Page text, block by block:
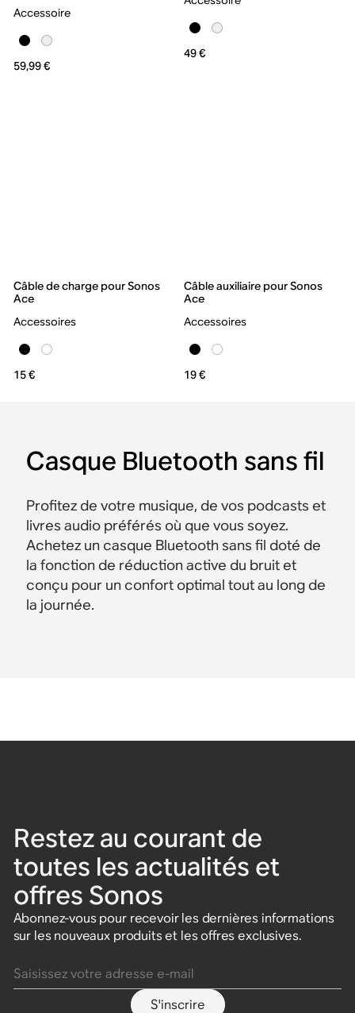
Accessoire
59,99 €
49 €
Câble de charge pour Sonos
Ace
Accessoires
15 €
Câble auxiliaire pour Sonos
Ace
Accessoires
19 €
Casque Bluetooth sans fil
Profitez de votre musique, de vos podcasts et
livres audio préférés où que vous soyez.
Achetez un casque Bluetooth sans fil doté de
la fonction de réduction active du bruit et
conçu pour un confort optimal tout au long de
la journée.
Restez au courant de
toutes les actualités et
offres Sonos
Abonnez-vous pour recevoir les dernières informations
sur les nouveaux produits et les offres exclusives.
S'inscrire